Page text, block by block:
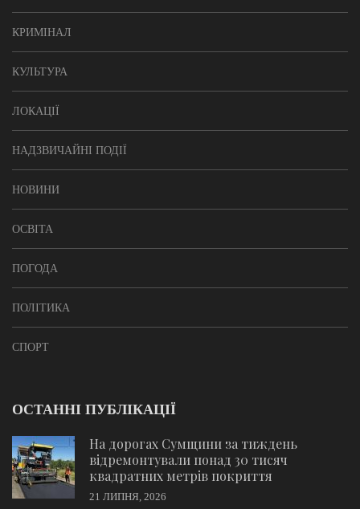
КРИМІНАЛ
КУЛЬТУРА
ЛОКАЦІЇ
НАДЗВИЧАЙНІ ПОДІЇ
НОВИНИ
ОСВІТА
ПОГОДА
ПОЛІТИКА
СПОРТ
ОСТАННІ ПУБЛІКАЦІЇ
На дорогах Сумщини за тиждень
відремонтували понад 30 тисяч
квадратних метрів покриття
21 ЛИПНЯ, 2026